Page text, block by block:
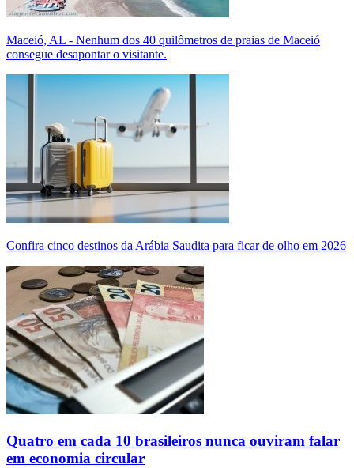
Maceió, AL - Nenhum dos 40 quilômetros de praias de Maceió
consegue desapontar o visitante.
Confira cinco destinos da Arábia Saudita para ficar de olho em 2026
Quatro em cada 10 brasileiros nunca ouviram falar
em economia circular